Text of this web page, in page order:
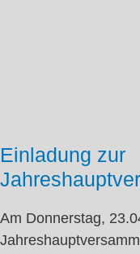
Einladung zur
Am Donnerstag,